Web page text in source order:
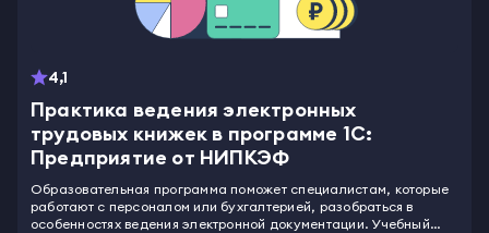
4,1
Практика ведения электронных
трудовых книжек в программе 1С:
Предприятие от НИПКЭФ
Образовательная программа поможет специалистам, которые
работают с персоналом или бухгалтерией, разобраться в
особенностях ведения электронной документации. Учебный